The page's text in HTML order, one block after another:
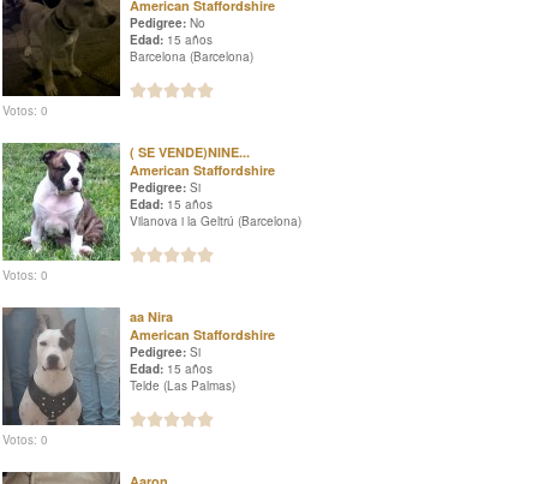
American Staffordshire
Pedigree: No
Edad: 15 años
Barcelona (Barcelona)
Votos: 0
( SE VENDE)NINE...
American Staffordshire
Pedigree: Si
Edad: 15 años
Vilanova i la Geltrú (Barcelona)
Votos: 0
aa Nira
American Staffordshire
Pedigree: Si
Edad: 15 años
Telde (Las Palmas)
Votos: 0